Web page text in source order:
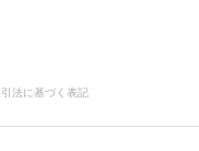
法に基づく表記